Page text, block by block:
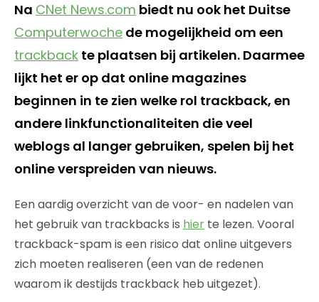
Na CNet News.com biedt nu ook het Duitse
Computerwoche de mogelijkheid om een
trackback te plaatsen bij artikelen. Daarmee
lijkt het er op dat online magazines
beginnen in te zien welke rol trackback, en
andere linkfunctionaliteiten die veel
weblogs al langer gebruiken, spelen bij het
online verspreiden van nieuws.
Een aardig overzicht van de voor- en nadelen van
het gebruik van trackbacks is hier te lezen. Vooral
trackback-spam is een risico dat online uitgevers
zich moeten realiseren (een van de redenen
waarom ik destijds trackback heb uitgezet).